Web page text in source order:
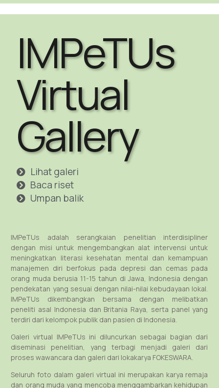
IMPeTUs
Virtual
Gallery
Lihat galeri
Baca riset
Umpan balik
IMPeTUs adalah serangkaian penelitian interdisipliner
dengan misi untuk mengembangkan alat intervensi untuk
meningkatkan literasi kesehatan mental dan kemampuan
manajemen diri berfokus pada depresi dan cemas pada
orang muda berusia 11-15 tahun di Jawa, Indonesia dengan
pendekatan yang sesuai dengan nilai-nilai kebudayaan lokal.
IMPeTUs dikembangkan bersama dengan melibatkan
peneliti asal Indonesia dan Britania Raya, serta panel yang
terdiri dari kelompok publik dan pasien di Indonesia.
Galeri virtual IMPeTUs ini diluncurkan sebagai bagian dari
diseminasi penelitian, yang terbagi menjadi galeri dari
proses wawancara dan galeri dari lokakarya FOKESWARA.
Seluruh foto dalam galeri virtual ini merupakan karya remaja
dan orang muda yang mencoba menggambarkan kehidupan